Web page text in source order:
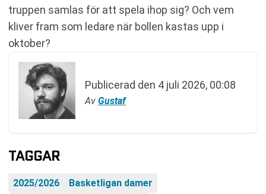
truppen samlas för att spela ihop sig? Och vem
kliver fram som ledare när bollen kastas upp i
oktober?
Publicerad den 4 juli 2026, 00:08
Av Gustaf
TAGGAR
2025/2026
Basketligan damer